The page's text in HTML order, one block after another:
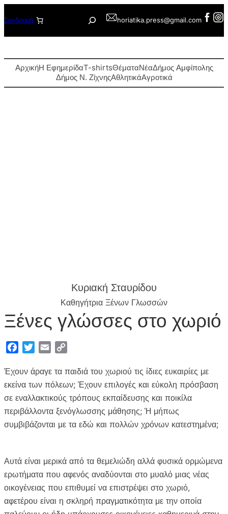
στο
περιεχόμενο
Συνδρομή Αναζήτησηhoriatika.press@gmail.com
ΑρχικήΗ ΕφημερίδαT-shirtsΘέματαΝέαΔήμος Αμφίπολης
Δήμος Ν. ΖίχνηςΑθλητικάΑγροτικά
Κυριακή Σταυρίδου
Καθηγήτρια Ξένων Γλωσσών
Ξένες γλώσσες στο χωριό
c
e
b
o
o
i
t
t
e
r
a
i
l
p
y
L
i
n
Έχουν άραγε τα παιδιά του χωριού τις ίδιες ευκαιρίες με
εκείνα των πόλεων; Έχουν επιλογές και εύκολη πρόσβαση
σε εναλλακτικούς τρόπους εκπαίδευσης και ποικίλα
περιβάλλοντα ξενόγλωσσης μάθησης; Ή μήπως
συμβιβάζονται με τα εδώ και πολλών χρόνων κατεστημένα;
Αυτά είναι μερικά από τα θεμελιώδη αλλά φυσικά ορμώμενα
ερωτήματα που αφενός αναδύονται στο μυαλό μιας νέας
οικογένειας που επιθυμεί να επιστρέψει στο χωριό,
αφετέρου είναι η σκληρή πραγματικότητα με την οποία